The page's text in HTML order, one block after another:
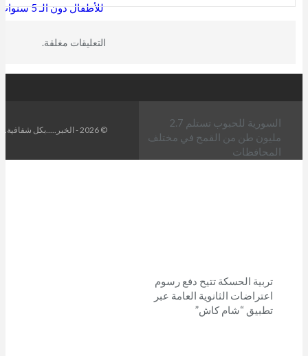
للأطفال دون الـ 5 سنوات
السورية للحبوب تستلم 2.7
مليون طن من القمح في مختلف
المحافظات
تربية الحسكة تتيح دفع رسوم
اعتراضات الثانوية العامة عبر
تطبيق “شام كاش”
التعليقات مغلقة.
© 2026 - الخبر.....بكل شفافية. All Rights Reserved.